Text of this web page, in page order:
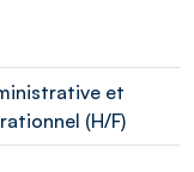
et
(H/F)